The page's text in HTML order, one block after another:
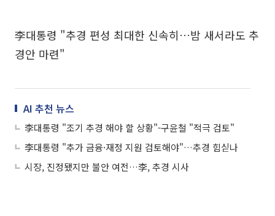
李대통령 "추경 편성 최대한 신속히…밤 새서라도 추
경안 마련"
AI 추천 뉴스
李대통령 "조기 추경 해야 할 상황"-구윤철 "적극 검토"
李대통령 "추가 금융·재정 지원 검토해야"…추경 힘싣나
시장, 진정됐지만 불안 여전…李, 추경 시사